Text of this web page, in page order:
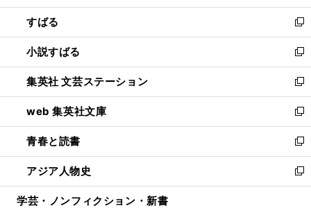
開
く
ウ
で
開
く
ン
ド
ウ
で
開
く
すばる
新
し
い
ウ
ィ
ン
ド
ウ
で
開
く
小説すばる
新
し
い
ウ
ィ
ン
ド
ウ
で
開
集英社 文芸ステーション
新
し
い
ウ
ィ
ン
ド
ウ
web 集英社文庫
新
し
い
ウ
ィ
ン
青春と読書
新
し
い
ウ
アジア人物史
新
し
学芸・ノンフィクション・新書